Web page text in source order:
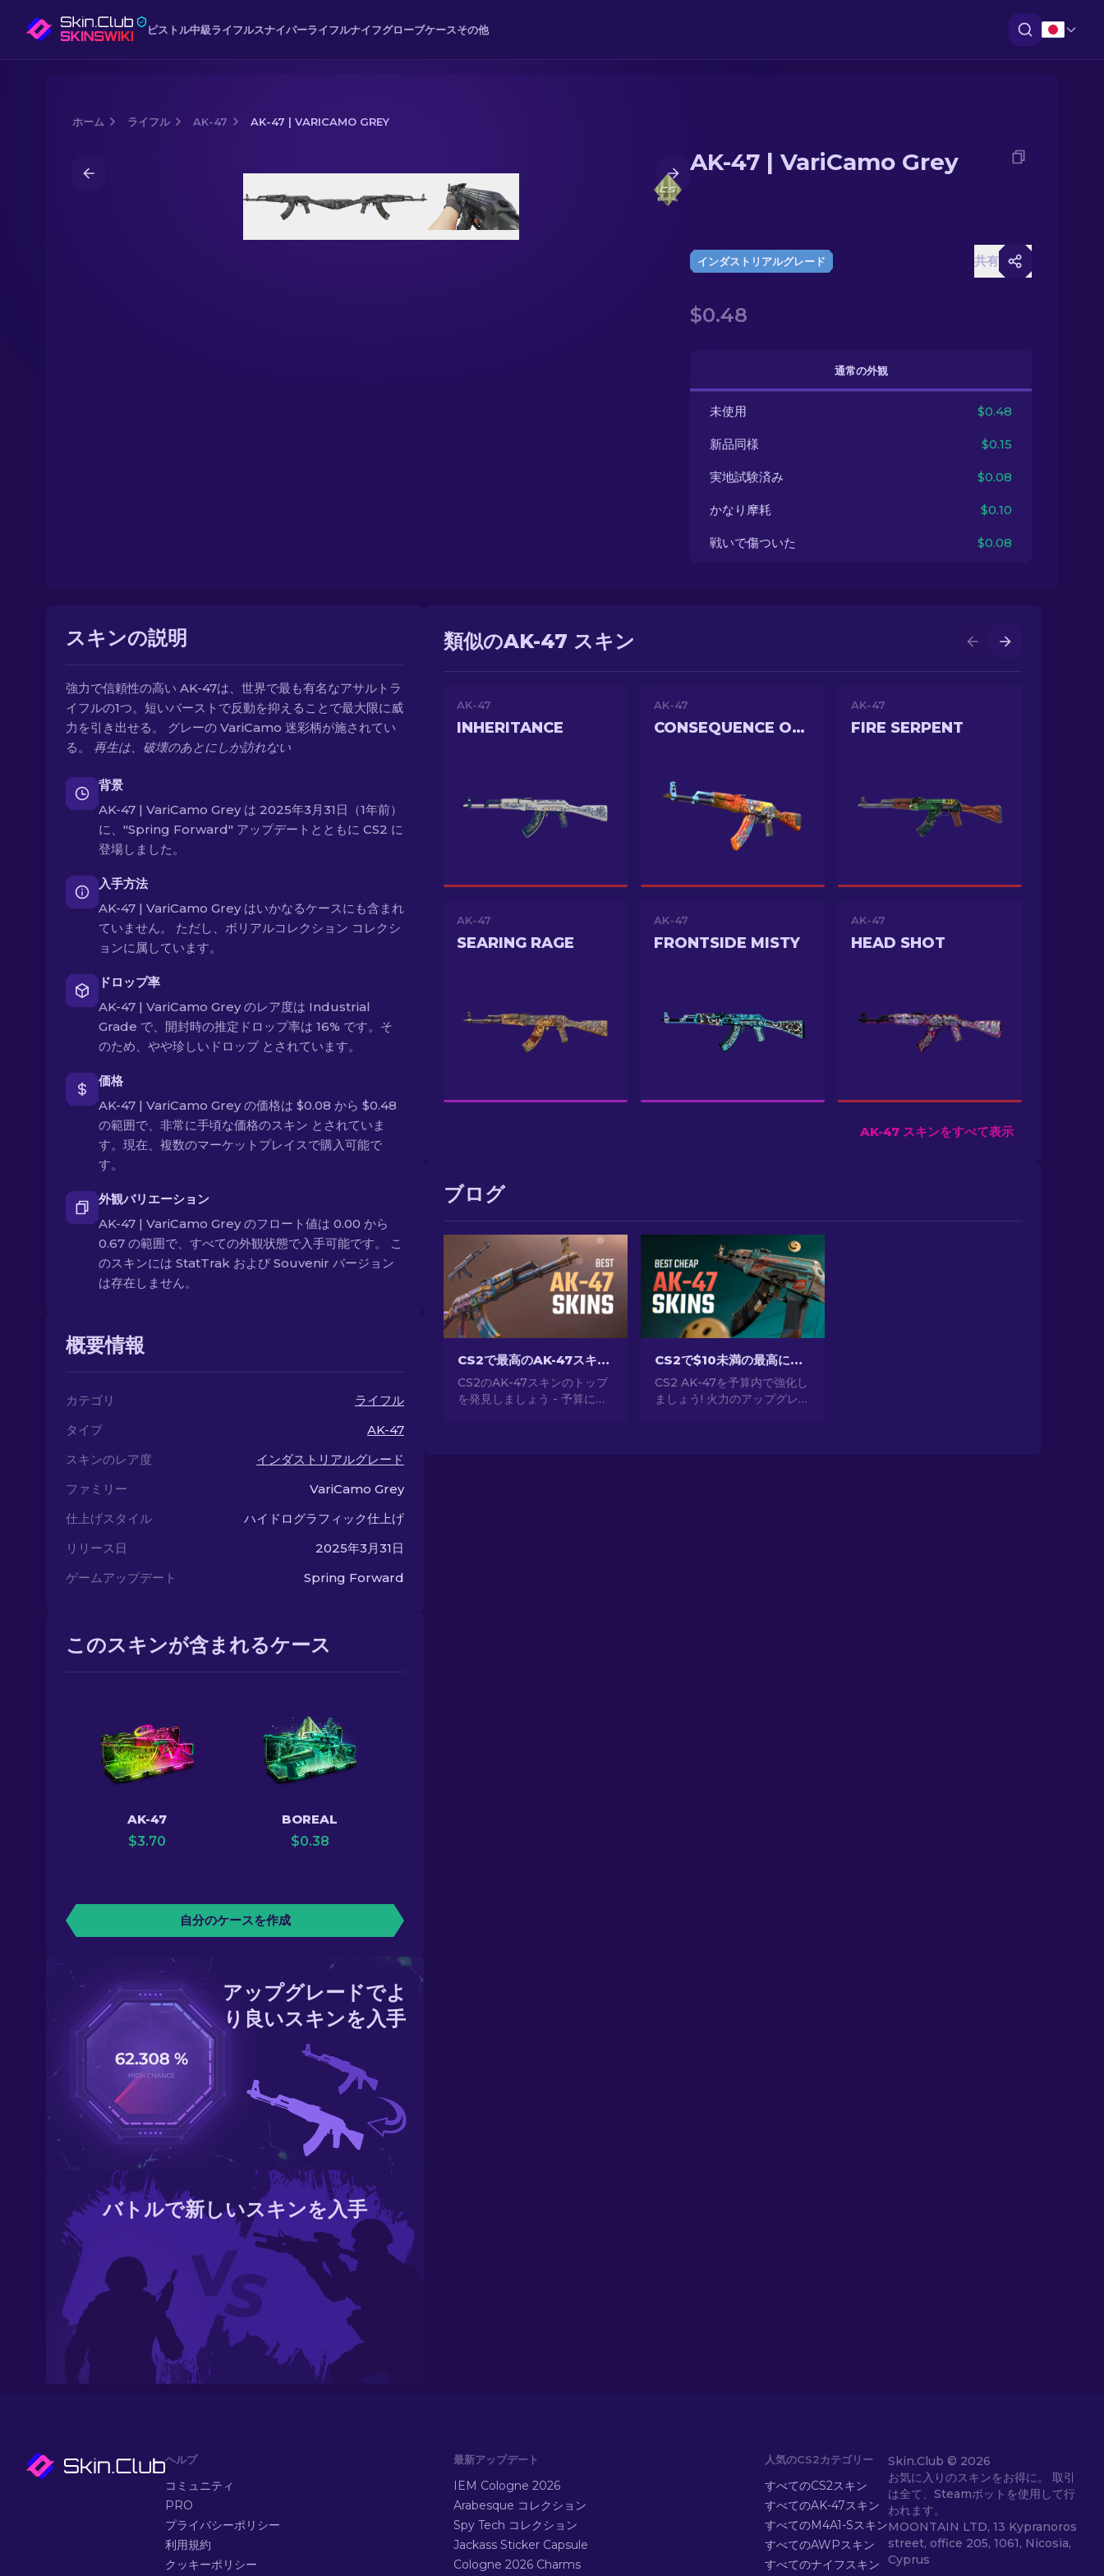
ピストル中級ライフルスナイパーライフルナイフグローブケースその他
ホーム ライフル AK-47 AK-47 | VARICAMO GREY
AK-47 | VariCamo Grey
インダストリアルグレード 共有
$0.48
通常の外観
未使用 $0.48
新品同様 $0.15
実地試験済み $0.08
かなり摩耗 $0.10
戦いで傷ついた $0.08
スキンの説明
強力で信頼性の高い AK-47は、世界で最も有名なアサルトラ
イフルの1つ。短いバーストで反動を抑えることで最大限に威
力を引き出せる。 グレーの VariCamo 迷彩柄が施されてい
る。 再生は、破壊のあとにしか訪れない
背景
AK-47 | VariCamo Grey は 2025年3月31日（1年前）
に、"Spring Forward" アップデートとともに CS2 に
登場しました。
入手方法
AK-47 | VariCamo Grey はいかなるケースにも含まれ
ていません。 ただし、ボリアルコレクション コレクシ
ョンに属しています。
ドロップ率
AK-47 | VariCamo Grey のレア度は Industrial
Grade で、開封時の推定ドロップ率は 16% です。そ
のため、やや珍しいドロップ とされています。
価格
AK-47 | VariCamo Grey の価格は $0.08 から $0.48
の範囲で、非常に手頃な価格のスキン とされていま
す。現在、複数のマーケットプレイスで購入可能で
す。
外観バリエーション
AK-47 | VariCamo Grey のフロート値は 0.00 から
0.67 の範囲で、すべての外観状態で入手可能です。 こ
のスキンには StatTrak および Souvenir バージョン
は存在しません。
概要情報
カテゴリ
ライフル
タイプ
AK-47
スキンのレア度
インダストリアルグレード
ファミリー
VariCamo Grey
仕上げスタイル
ハイドログラフィック仕上げ
リリース日
2025年3月31日
ゲームアップデート
Spring Forward
このスキンが含まれるケース
AK-47
$3.70
BOREAL
$0.38
自分のケースを作成
アップグレードでよ
り良いスキンを入手
バトルで新しいスキンを入手
類似のAK-47 スキン
AK-47
INHERITANCE
AK-47
CONSEQUENCE OF THE JINN
AK-47
FIRE SERPENT
AK-47
SEARING RAGE
AK-47
FRONTSIDE MISTY
AK-47
HEAD SHOT
AK-47 スキンをすべて表示
ブログ
CS2で最高のAK-47スキン: 安価から高価まで
CS2のAK-47スキンのトップ
を発見しましょう - 予算に優
CS2で$10未満の最高に安いAK-47スキン
CS2 AK-47を予算内で強化し
ましょう! 火力のアップグレー
ヘルプ
コミュニティ
PRO
プライバシーポリシー
利用規約
クッキーポリシー
最新アップデート
IEM Cologne 2026
Arabesque コレクション
Spy Tech コレクション
Jackass Sticker Capsule
Cologne 2026 Charms
人気のCS2カテゴリー
すべてのCS2スキン
すべてのAK-47スキン
すべてのM4A1-Sスキン
すべてのAWPスキン
すべてのナイフスキン
Skin.Club © 2026
お気に入りのスキンをお得に。 取引
は全て、Steamボットを使用して行
われます。
MOONTAIN LTD, 13 Kypranoros
street, office 205, 1061, Nicosia,
Cyprus